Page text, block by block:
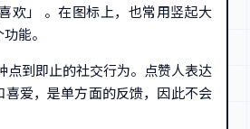
欢」 。在图标上，也常用竖起大
能。
点到即止的社交行为。点赞人表达
喜爱，是单方面的反馈，因此不会